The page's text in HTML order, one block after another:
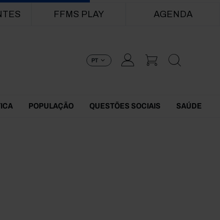
FFMS PLAY AGENDA
PT
POPULAÇÃO QUESTÕES SOCIAIS SAÚDE